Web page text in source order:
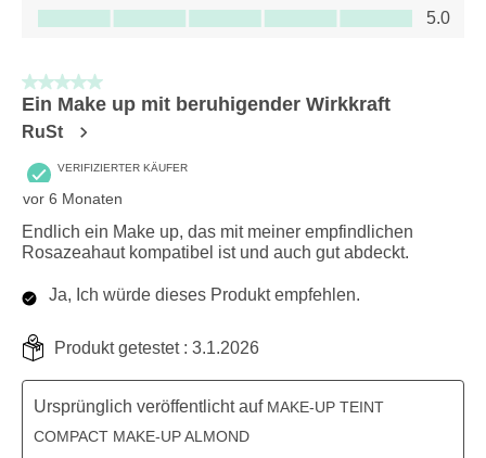
Wert des Produkts, 5.0 von 5
5.0
5 von 5 Sternen.
Ein Make up mit beruhigender Wirkkraft
RuSt
VERIFIZIERTER KÄUFER
vor 6 Monaten
Endlich ein Make up, das mit meiner empfindlichen
Rosazeahaut kompatibel ist und auch gut abdeckt.
Ja, Ich würde dieses Produkt empfehlen.
Produkt getestet : 3.1.2026
Ursprünglich veröffentlicht auf MAKE-UP TEINT
COMPACT MAKE-UP ALMOND